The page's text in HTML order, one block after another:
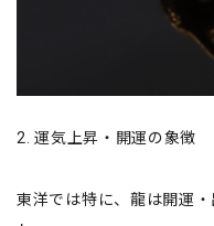
2. 運気上昇・開運の象徴
東洋では特に、龍は開運